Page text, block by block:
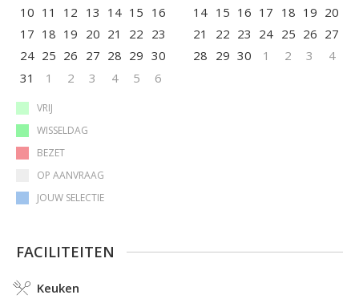
10 11 12 13 14 15 16
17 18 19 20 21 22 23
24 25 26 27 28 29 30
31
1 2 3 4 5 6
14 15 16 17 18 19 20
21
22 23 24 25 26 27
28 29 30 1 2 3 4
VRIJ
WISSELDAG
BEZET
OP AANVRAAG
JOUW SELECTIE
FACILITEITEN
Keuken